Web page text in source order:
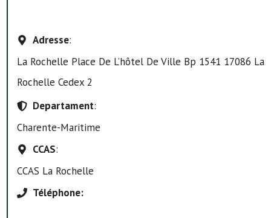
Adresse:
La Rochelle Place De L’hôtel De Ville Bp 1541 17086 La
Rochelle Cedex 2
Departament:
Charente-Maritime
CCAS:
CCAS La Rochelle
Téléphone: